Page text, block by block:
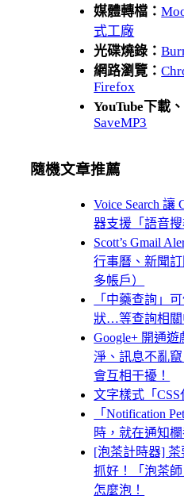
媒體轉檔：
式工廠
光碟燒錄：
網路瀏覽：
Firefox
YouTube下載
SaveMP3
隨機文章推薦
Voice Search 讓
器支援「語音搜
Scott’s Gmail
行事曆、新聞
多帳戶）
「中藥查詢」
狀…等查詢相關
Google+ 開通
淨、訊息不亂
會互相干擾！
文字樣式「CSS
「Notification
時，就在通知
[泡茶計時器]
抓好！「泡茶
怎麼泡！